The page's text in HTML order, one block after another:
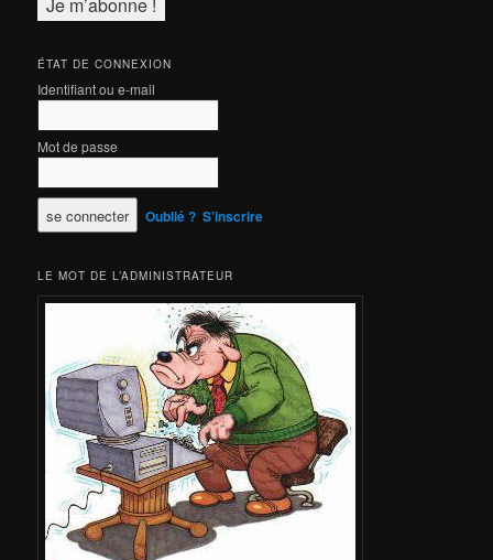
ÉTAT DE CONNEXION
Identifiant ou e-mail
Mot de passe
Oublié ? S’inscrire
LE MOT DE L’ADMINISTRATEUR